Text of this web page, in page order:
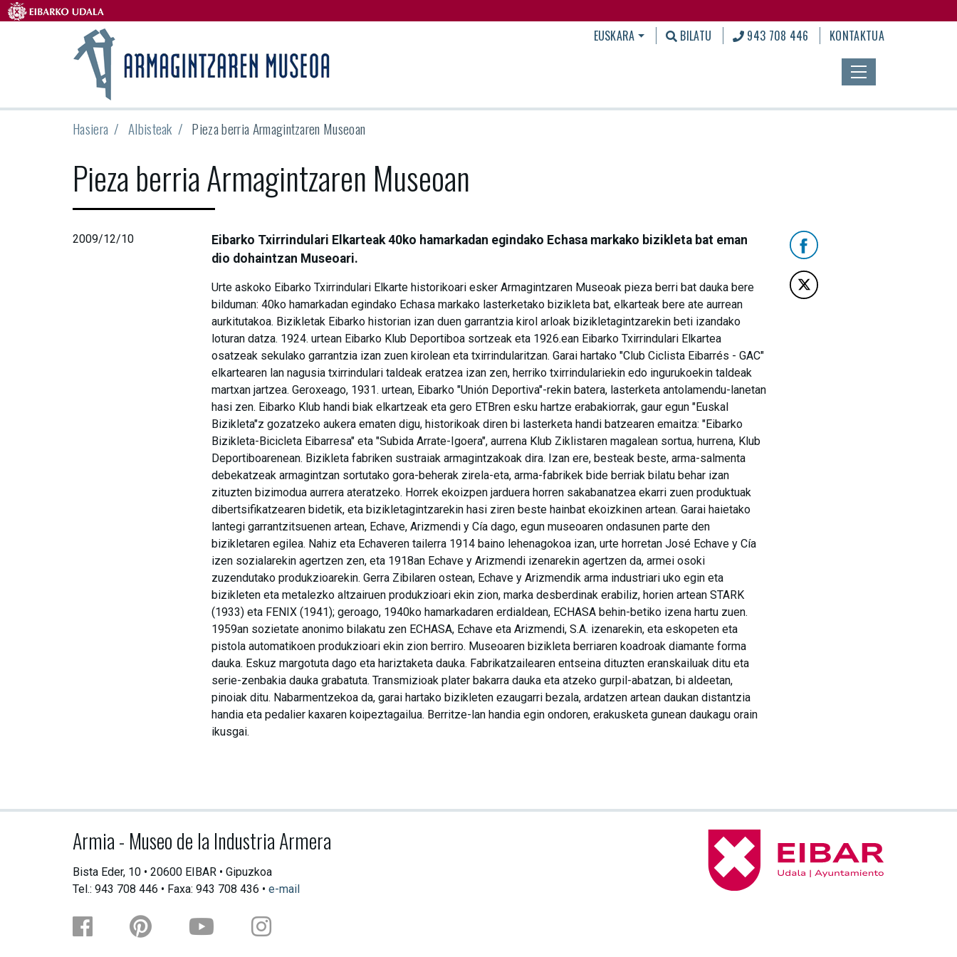
EUSKARA BILATU 943 708 446 KONTAKTUA
Hasiera Albisteak Pieza berria Armagintzaren Museoan
Pieza berria Armagintzaren Museoan
2009/12/10
Eibarko Txirrindulari Elkarteak 40ko hamarkadan egindako Echasa markako bizikleta bat eman
dio dohaintzan Museoari.
Urte askoko Eibarko Txirrindulari Elkarte historikoari esker Armagintzaren Museoak pieza berri bat dauka bere
bilduman: 40ko hamarkadan egindako Echasa markako lasterketako bizikleta bat, elkarteak bere ate aurrean
aurkitutakoa. Bizikletak Eibarko historian izan duen garrantzia kirol arloak bizikletagintzarekin beti izandako
loturan datza. 1924. urtean Eibarko Klub Deportiboa sortzeak eta 1926.ean Eibarko Txirrindulari Elkartea
osatzeak sekulako garrantzia izan zuen kirolean eta txirrindularitzan. Garai hartako "Club Ciclista Eibarrés - GAC"
elkartearen lan nagusia txirrindulari taldeak eratzea izan zen, herriko txirrindulariekin edo ingurukoekin taldeak
martxan jartzea. Geroxeago, 1931. urtean, Eibarko "Unión Deportiva"-rekin batera, lasterketa antolamendu-lanetan
hasi zen. Eibarko Klub handi biak elkartzeak eta gero ETBren esku hartze erabakiorrak, gaur egun "Euskal
Bizikleta"z gozatzeko aukera ematen digu, historikoak diren bi lasterketa handi batzearen emaitza: "Eibarko
Bizikleta-Bicicleta Eibarresa" eta "Subida Arrate-Igoera", aurrena Klub Ziklistaren magalean sortua, hurrena, Klub
Deportiboarenean. Bizikleta fabriken sustraiak armagintzakoak dira. Izan ere, besteak beste, arma-salmenta
debekatzeak armagintzan sortutako gora-beherak zirela-eta, arma-fabrikek bide berriak bilatu behar izan
zituzten bizimodua aurrera ateratzeko. Horrek ekoizpen jarduera horren sakabanatzea ekarri zuen produktuak
dibertsifikatzearen bidetik, eta bizikletagintzarekin hasi ziren beste hainbat ekoizkinen artean. Garai haietako
lantegi garrantzitsuenen artean, Echave, Arizmendi y Cía dago, egun museoaren ondasunen parte den
bizikletaren egilea. Nahiz eta Echaveren tailerra 1914 baino lehenagokoa izan, urte horretan José Echave y Cía
izen sozialarekin agertzen zen, eta 1918an Echave y Arizmendi izenarekin agertzen da, armei osoki
zuzendutako produkzioarekin. Gerra Zibilaren ostean, Echave y Arizmendik arma industriari uko egin eta
bizikleten eta metalezko altzairuen produkzioari ekin zion, marka desberdinak erabiliz, horien artean STARK
(1933) eta FENIX (1941); geroago, 1940ko hamarkadaren erdialdean, ECHASA behin-betiko izena hartu zuen.
1959an sozietate anonimo bilakatu zen ECHASA, Echave eta Arizmendi, S.A. izenarekin, eta eskopeten eta
pistola automatikoen produkzioari ekin zion berriro. Museoaren bizikleta berriaren koadroak diamante forma
dauka. Eskuz margotuta dago eta hariztaketa dauka. Fabrikatzailearen entseina dituzten eranskailuak ditu eta
serie-zenbakia dauka grabatuta. Transmizioak plater bakarra dauka eta atzeko gurpil-abatzan, bi aldeetan,
pinoiak ditu. Nabarmentzekoa da, garai hartako bizikleten ezaugarri bezala, ardatzen artean daukan distantzia
handia eta pedalier kaxaren koipeztagailua. Berritze-lan handia egin ondoren, erakusketa gunean daukagu orain
ikusgai.
Armia - Museo de la Industria Armera
Bista Eder, 10 • 20600 EIBAR • Gipuzkoa
Tel.: 943 708 446 • Faxa: 943 708 436 • e-mail